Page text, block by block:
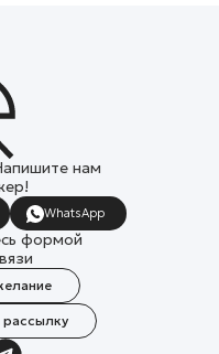
нам
WhatsApp
формой